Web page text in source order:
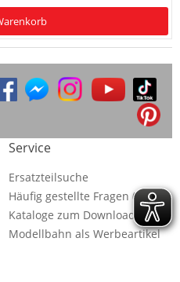
Service
Ersatzteilsuche
Häufig gestellte Fragen (FAQ)
Kataloge zum Download
Modellbahn als Werbeartikel